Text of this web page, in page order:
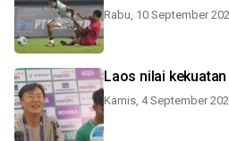
Rabu, 10 September
Laos nilai
Kamis, 4 September